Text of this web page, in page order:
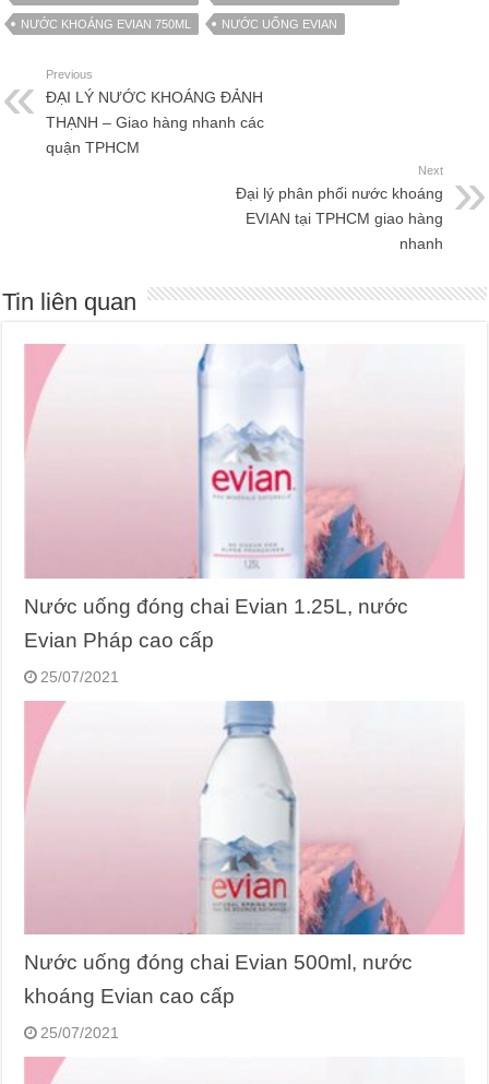
NƯỚC KHOÁNG EVIAN 750ML NƯỚC UỐNG EVIAN
Previous
ĐẠI LÝ NƯỚC KHOÁNG ĐẢNH
THẠNH – Giao hàng nhanh các
quận TPHCM
Next
Đại lý phân phối nước khoáng
EVIAN tại TPHCM giao hàng
nhanh
Tin liên quan
Nước uống đóng chai Evian 1.25L, nước
Evian Pháp cao cấp
25/07/2021
Nước uống đóng chai Evian 500ml, nước
khoáng Evian cao cấp
25/07/2021